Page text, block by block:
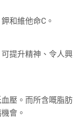
和維他命C。
提升精神、令人興
壓。而所含嘅脂肪
會。